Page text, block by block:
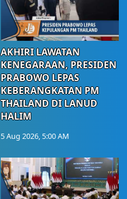
AKHIRI LAWATAN
KENEGARAAN, PRESIDEN
PRABOWO LEPAS
KEBERANGKATAN PM
THAILAND DI LANUD
HALIM
5 Aug 2026, 5:00 AM